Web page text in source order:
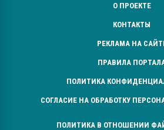
О ПРОЕКТЕ
КОНТАКТЫ
РЕКЛАМА НА
ПРАВИЛА
ПОЛИТИКА
СОГЛАСИЕ НА ОБРАБОТКУ
ПОЛИТИКА В ОТНОШЕНИИ